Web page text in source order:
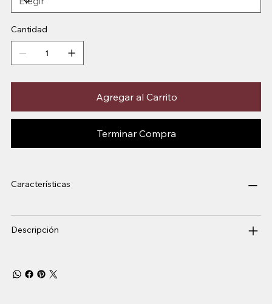
Cantidad
Agregar al Carrito
Terminar Compra
Características
Descripción